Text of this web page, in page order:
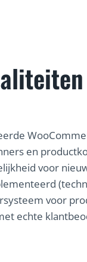
en
voor
voor
echte